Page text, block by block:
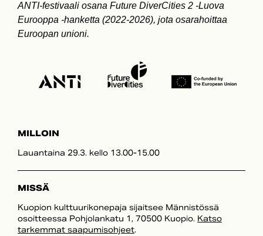
ANTI-festivaali osana Future DiverCities 2 -Luova
Eurooppa -hanketta (2022-2026), jota osarahoittaa
Euroopan unioni.
MILLOIN
Lauantaina 29.3. kello 13.00-15.00
MISSÄ
Kuopion kulttuurikonepaja sijaitsee Männistössä
osoitteessa Pohjolankatu 1, 70500 Kuopio. Katso
tarkemmat saapumisohjeet.